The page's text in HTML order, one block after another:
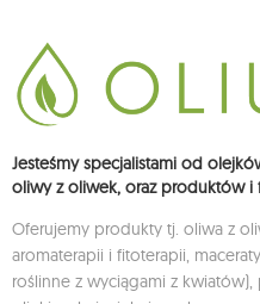
Jesteśmy specjalistami od
oliwy z oliwek, oraz produktów i
Oferujemy produkty tj. oliwa z
aromaterapii i fitoterapii,
roślinne z wyciągami z